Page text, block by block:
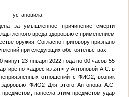
установила:
за умышленное причинение смерти
лёгкого вреда здоровью с применением
оружия. Согласно приговору признано
при следующих обстоятельствах.
минут 23 января 2022 года по 00 часов 55
по <адрес изъят> у Антоновой А.С. в
отношений с ФИО2, возник
ФИО2Для этого Антонова А.С.
нанесла этим предметом удар